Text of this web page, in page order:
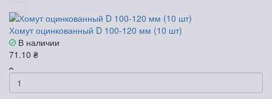
Хомут оцинкованный D 100-120 мм (10 шт)
В наличии
71.10 ₴